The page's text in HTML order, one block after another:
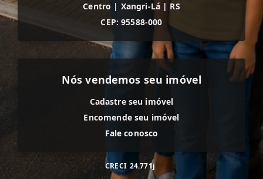
Centro | Xangri-Lá | RS
CEP: 95588-000
Nós vendemos seu imóvel
Cadastre seu imóvel
Encomende seu imóvel
Fale conosco
CRECI 24.771j